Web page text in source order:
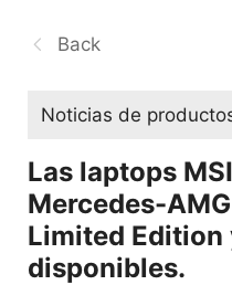
Back
Noticias de
Las laptops
Mercedes-
Limited Edition
disponibles.